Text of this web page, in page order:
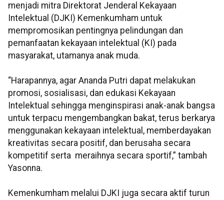
menjadi mitra Direktorat Jenderal Kekayaan
Intelektual (DJKI) Kemenkumham untuk
mempromosikan pentingnya pelindungan dan
pemanfaatan kekayaan intelektual (KI) pada
masyarakat, utamanya anak muda.
“Harapannya, agar Ananda Putri dapat melakukan
promosi, sosialisasi, dan edukasi Kekayaan
Intelektual sehingga menginspirasi anak-anak bangsa
untuk terpacu mengembangkan bakat, terus berkarya
menggunakan kekayaan intelektual, memberdayakan
kreativitas secara positif, dan berusaha secara
kompetitif serta meraihnya secara sportif,” tambah
Yasonna.
Kemenkumham melalui DJKI juga secara aktif turun